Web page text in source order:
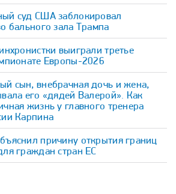
суд США заблокировал
бального зала Трампа
выиграли третье
Европы-2026
сын, внебрачная дочь и жена,
его «дядей Валерой». Как
жизнь у главного тренера
Карпина
причину открытия границ
граждан стран ЕС